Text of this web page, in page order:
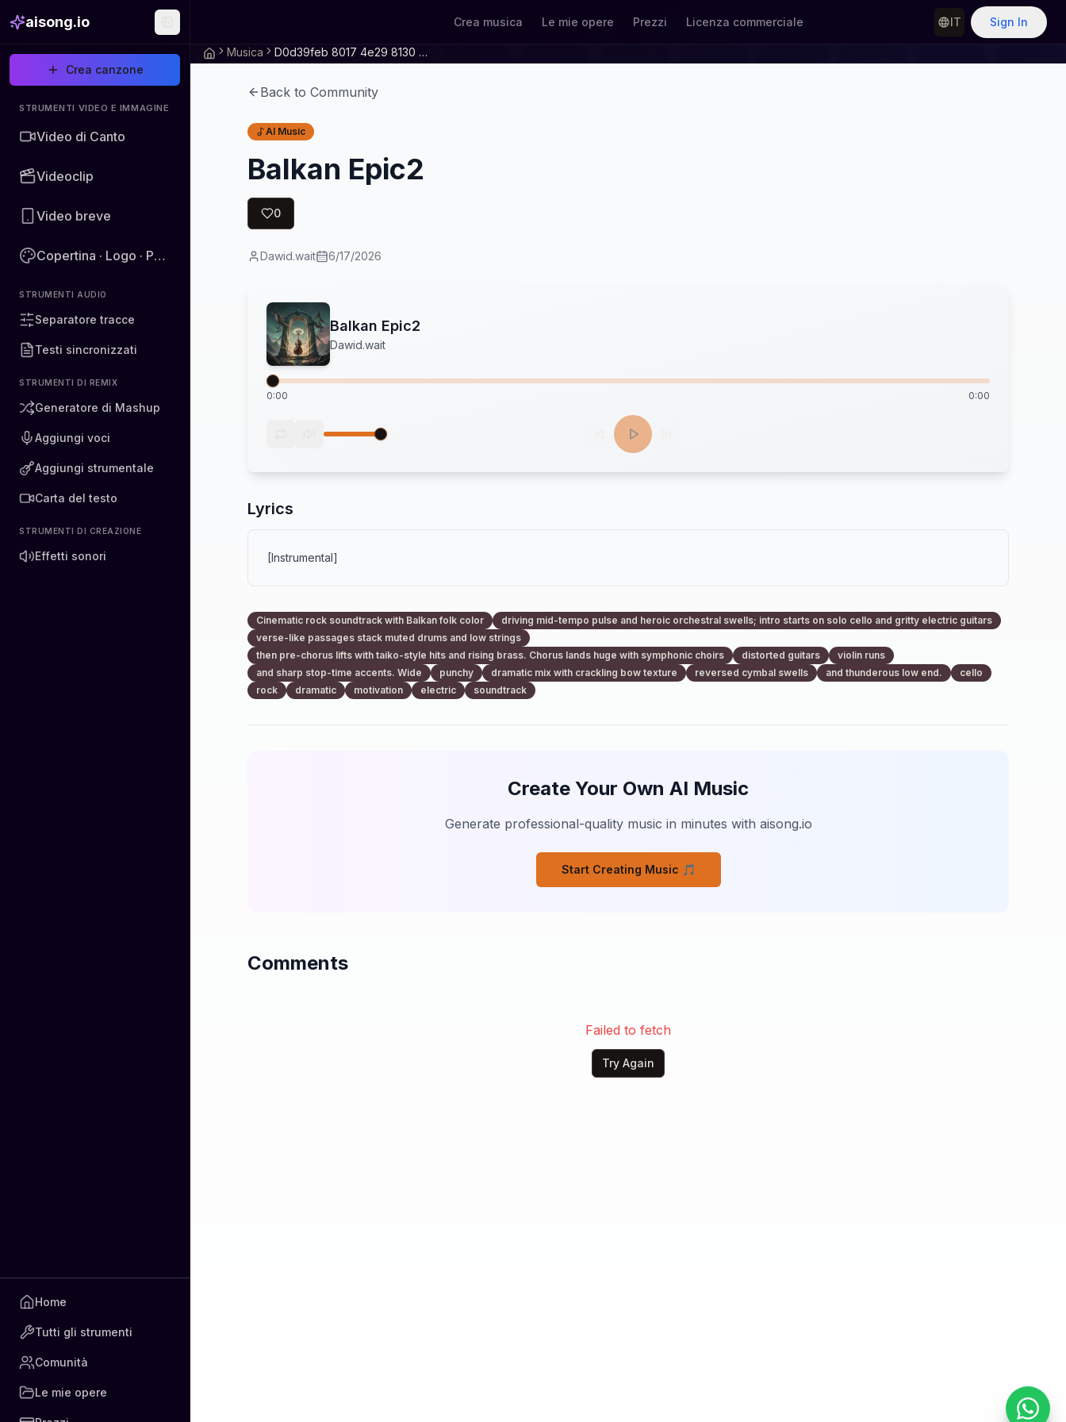
aisong.io
Crea canzone
STRUMENTI VIDEO E IMMAGINE
Video di Canto
Videoclip
Video breve
Copertina · Logo · Poster · Immagine
STRUMENTI AUDIO
Separatore tracce
Testi sincronizzati
STRUMENTI DI REMIX
Generatore di Mashup
Aggiungi voci
Aggiungi strumentale
Carta del testo
STRUMENTI DI CREAZIONE
Effetti sonori
Home
Tutti gli strumenti
Comunità
Le mie opere
Crea musica Le mie opere Prezzi Licenza commerciale IT Sign In
Musica D0d39feb 8017 4e29 8130 2394345faedd
Back to Community
AI Music
Balkan Epic2
0
Dawid.wait 6/17/2026
Balkan Epic2
Dawid.wait
0:00 0:00
Lyrics
[Instrumental]
Cinematic rock soundtrack with Balkan folk color
driving mid-tempo pulse and heroic orchestral swells; intro starts on solo cello and gritty electric guitars
verse-like passages stack muted drums and low strings
then pre-chorus lifts with taiko-style hits and rising brass. Chorus lands huge with symphonic choirs
distorted guitars
violin runs
and sharp stop-time accents. Wide
punchy dramatic mix with crackling bow texture reversed cymbal swells and thunderous low end.
cello
rock
dramatic motivation electric soundtrack
Create Your Own AI Music
Generate professional-quality music in minutes with aisong.io
Start Creating Music 🎵
Comments
Failed to fetch
Try Again